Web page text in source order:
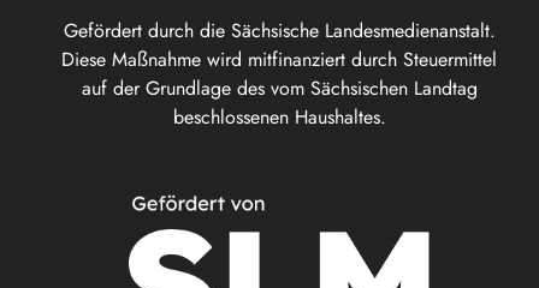
Gefördert durch die Sächsische Landesmedienanstalt.
Diese Maßnahme wird mitfinanziert durch Steuermittel
auf der Grundlage des vom Sächsischen Landtag
beschlossenen Haushaltes.